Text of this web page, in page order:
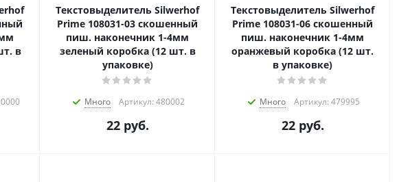
в
Текстовыделитель Silwerhof
Prime 108031-03 скошенный
пиш. наконечник 1-4мм
зеленый коробка (12 шт. в
упаковке)
Много Артикул: 480002
22руб.
Текстовыделитель Silwerhof
Prime 108031-06 скошенный
пиш. наконечник 1-4мм
оранжевый коробка (12 шт.
в упаковке)
Много Артикул: 479995
22руб.